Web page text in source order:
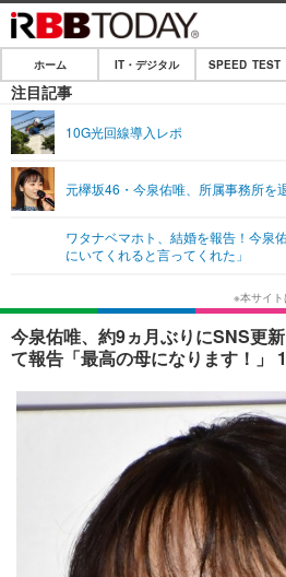
ホーム
IT・デジタル
ショッピング
SPEED TEST
エンタメ
エンタメTOP
音楽
ライフ
ライフTOP
ペット
その他
リリース一覧
プッシュ通知の停止方法
ホーム IT・デジタル SPEED TEST
注目記事
10G光回線導入レポ
元欅坂46・今泉佑唯、所属事務所を
ワタナベマホト、結婚を報告！今泉
にいてくれると言ってくれた」
今泉佑唯、約9ヵ月ぶりにSNS更
て報告「最高の母になります！」